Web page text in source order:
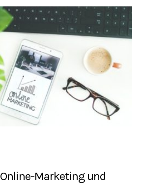
Online-Marketing und